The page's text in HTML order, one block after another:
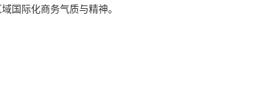
国际化商务气质与精神。